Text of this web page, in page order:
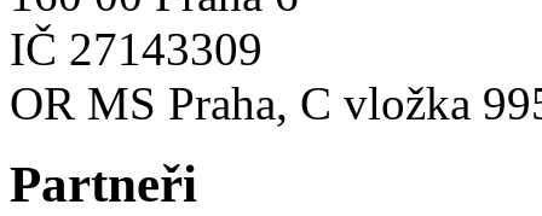
IČ 27143309
OR MS Praha, C vložka
Partneři